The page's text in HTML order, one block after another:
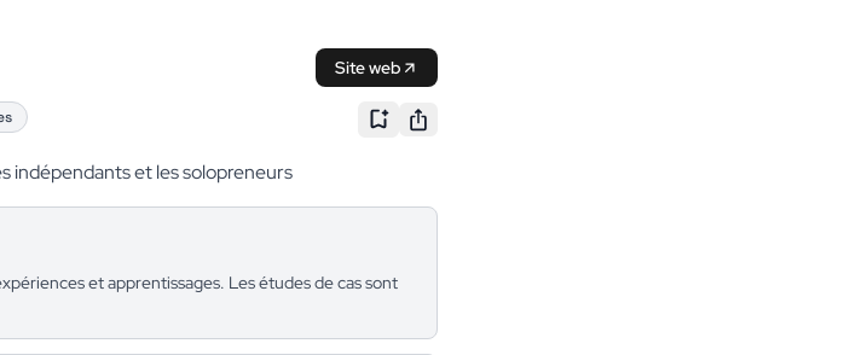
Site web
indépendants et les solopreneurs
et apprentissages. Les études de cas sont